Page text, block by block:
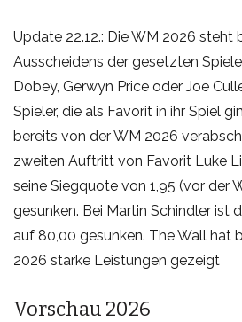
Update 22.12.: Die WM 2026 steht
Ausscheidens der gesetzten
Dobey, Gerwyn Price oder Joe
Spieler, die als Favorit in ihr Spiel
bereits von der WM 2026
zweiten Auftritt von Favorit Luke
seine Siegquote von 1,95 (vor der
gesunken. Bei Martin Schindler ist
auf 80,00 gesunken. The Wall hat
2026 starke Leistungen gezeigt
Vorschau 2026